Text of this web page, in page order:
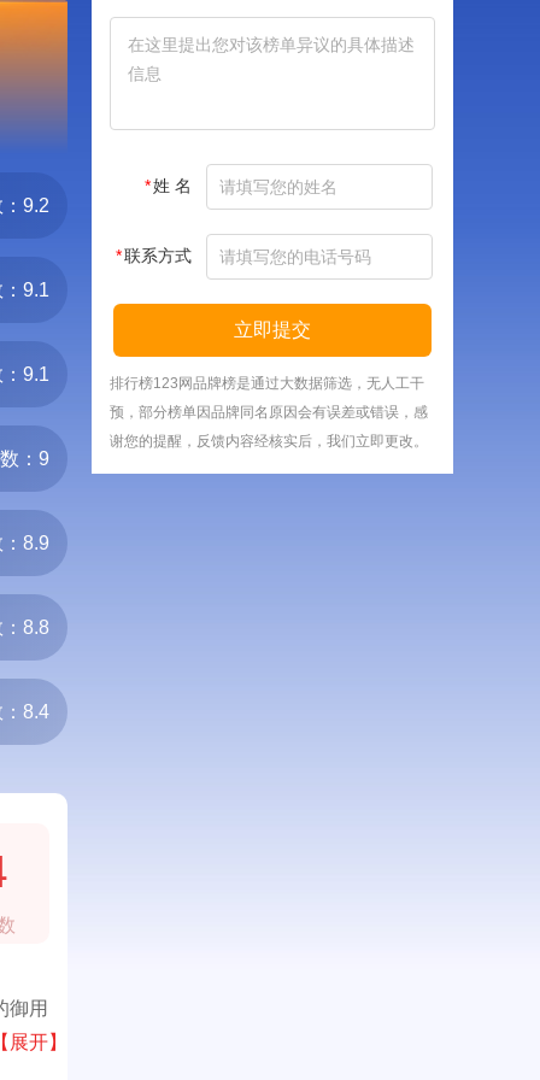
9.2
9.1
9.1
：9
8.9
8.8
8.4
御用
【展开】
*姓 名
*联系方式
立即提交
排行榜123网品牌榜是通过大数据筛选，无人工干
预，部分榜单因品牌同名原因会有误差或错误，感
谢您的提醒，反馈内容经核实后，我们立即更改。